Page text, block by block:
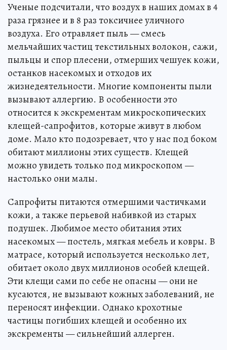
Ученые подсчитали, что воздух в наших домах в 4
раза грязнее и в 8 раз токсичнее уличного
воздуха. Его отравляет пыль — смесь
мельчайших частиц текстильных волокон, сажи,
пыльцы и спор плесени, отмерших чешуек кожи,
останков насекомых и отходов их
жизнедеятельности. Многие компоненты пыли
вызывают аллергию. В особенности это
относится к экскрементам микроскопических
клещей-сапрофитов, которые живут в любом
доме. Мало кто подозревает, что у нас под боком
обитают миллионы этих существ. Клещей
можно увидеть только под микроскопом —
настолько они малы.
Сапрофиты питаются отмершими частичками
кожи, а также перьевой набивкой из старых
подушек. Любимое место обитания этих
насекомых — постель, мягкая мебель и ковры. В
матрасе, который используется несколько лет,
обитает около двух миллионов особей клещей.
Эти клещи сами по себе не опасны — они не
кусаются, не вызывают кожных заболеваний, не
переносят инфекции. Однако крохотные
частицы погибших клещей и особенно их
экскременты — сильнейший аллерген.